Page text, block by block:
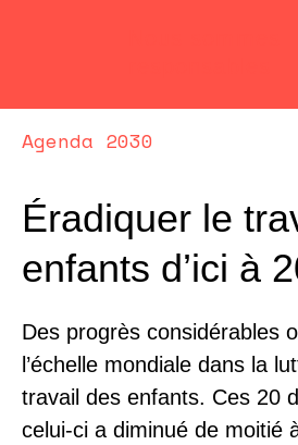
Agenda 2030
Éradiquer le
enfants d’ici à
Des progrès considérables
l’échelle mondiale dans la
travail des enfants. Ces 20
celui-ci a diminué de moitié